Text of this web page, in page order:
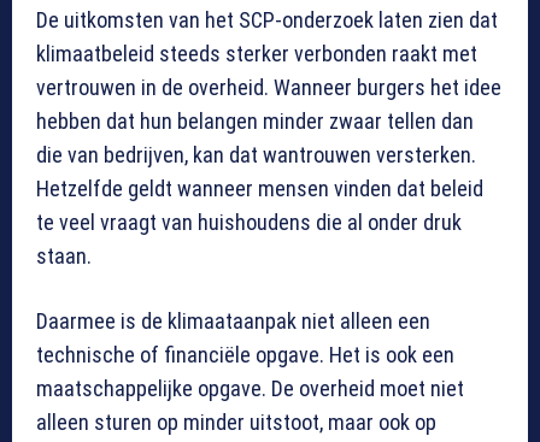
De uitkomsten van het SCP-onderzoek laten zien dat
klimaatbeleid steeds sterker verbonden raakt met
vertrouwen in de overheid. Wanneer burgers het idee
hebben dat hun belangen minder zwaar tellen dan
die van bedrijven, kan dat wantrouwen versterken.
Hetzelfde geldt wanneer mensen vinden dat beleid
te veel vraagt van huishoudens die al onder druk
staan.
Daarmee is de klimaataanpak niet alleen een
technische of financiële opgave. Het is ook een
maatschappelijke opgave. De overheid moet niet
alleen sturen op minder uitstoot, maar ook op